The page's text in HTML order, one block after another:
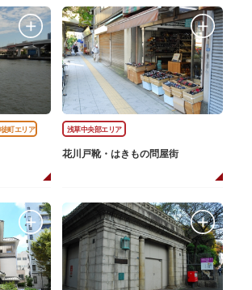
徒町エリア
浅草中央部エリア
花川戸靴・はきもの問屋街